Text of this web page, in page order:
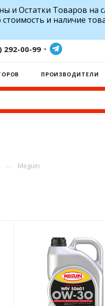
Остатки Товаров на
и наличие
292-00-99
ПРОИЗВОДИТЕЛИ
— Meguin